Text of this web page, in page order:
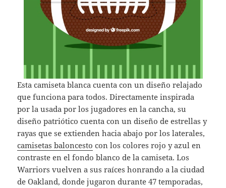
Esta camiseta blanca cuenta con un diseño relajado
que funciona para todos. Directamente inspirada
por la usada por los jugadores en la cancha, su
diseño patriótico cuenta con un diseño de estrellas y
rayas que se extienden hacia abajo por los laterales,
camisetas baloncesto con los colores rojo y azul en
contraste en el fondo blanco de la camiseta. Los
Warriors vuelven a sus raíces honrando a la ciudad
de Oakland, donde jugaron durante 47 temporadas,